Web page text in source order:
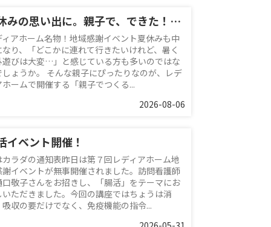
夏休みの思い出に。親子で、できた！を体験♪
ィアホーム名物！地域感謝イベント夏休みも中
り、「どこかに連れて行きたいけれど、暑く
遊びは大変…」と感じている方も多いのではな
しょうか。 そんな親子にぴったりなのが、レデ
ホームで開催する「親子でつくる...
2026-08-06
イベント開催！
カラダの通知表昨日は第７回レディアホーム地
謝イベントが無事開催されました。訪問看護師
口敬子さんをお招きし、「腸活」をテーマにお
いただきました。今回の講座ではちょうは消
収の要だけでなく、免疫機能の指令...